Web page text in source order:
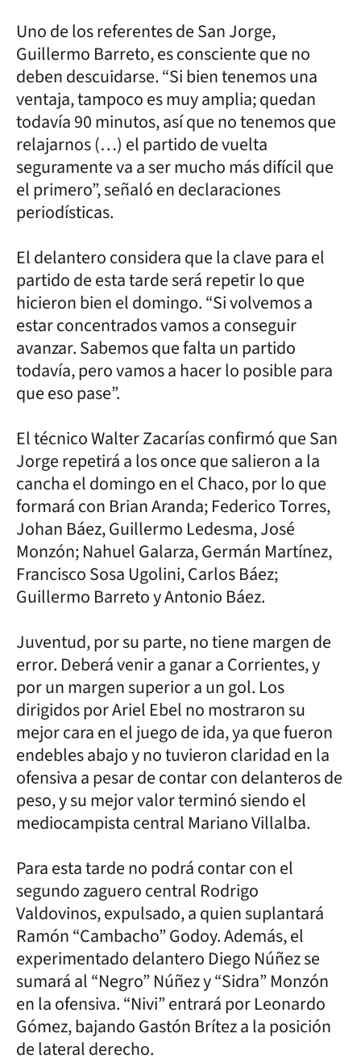
Uno de los referentes de San Jorge,
Guillermo Barreto, es consciente que no
deben descuidarse. “Si bien tenemos una
ventaja, tampoco es muy amplia; quedan
todavía 90 minutos, así que no tenemos que
relajarnos (…) el partido de vuelta
seguramente va a ser mucho más difícil que
el primero”, señaló en declaraciones
periodísticas.
El delantero considera que la clave para el
partido de esta tarde será repetir lo que
hicieron bien el domingo. “Si volvemos a
estar concentrados vamos a conseguir
avanzar. Sabemos que falta un partido
todavía, pero vamos a hacer lo posible para
que eso pase”.
El técnico Walter Zacarías confirmó que San
Jorge repetirá a los once que salieron a la
cancha el domingo en el Chaco, por lo que
formará con Brian Aranda; Federico Torres,
Johan Báez, Guillermo Ledesma, José
Monzón; Nahuel Galarza, Germán Martínez,
Francisco Sosa Ugolini, Carlos Báez;
Guillermo Barreto y Antonio Báez.
Juventud, por su parte, no tiene margen de
error. Deberá venir a ganar a Corrientes, y
por un margen superior a un gol. Los
dirigidos por Ariel Ebel no mostraron su
mejor cara en el juego de ida, ya que fueron
endebles abajo y no tuvieron claridad en la
ofensiva a pesar de contar con delanteros de
peso, y su mejor valor terminó siendo el
mediocampista central Mariano Villalba.
Para esta tarde no podrá contar con el
segundo zaguero central Rodrigo
Valdovinos, expulsado, a quien suplantará
Ramón “Cambacho” Godoy. Además, el
experimentado delantero Diego Núñez se
sumará al “Negro” Núñez y “Sidra” Monzón
en la ofensiva. “Nivi” entrará por Leonardo
Gómez, bajando Gastón Brítez a la posición
de lateral derecho.